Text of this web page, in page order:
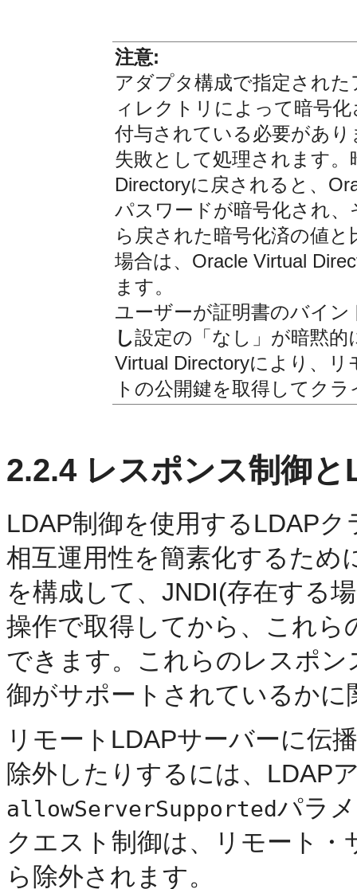
注意:
アダプタ構成で指定され
ィレクトリによって暗号
付与されている必要があ
失敗として処理されます
Directoryに戻されると、
パスワードが暗号化され
ら戻された暗号化済の値
場合は、Oracle Virtual
ます。
ユーザーが証明書のバイ
し設定の「なし」が暗黙
Virtual Directoryにより、
トの公開鍵を取得してク
2.2.4 レスポンス制御
LDAP制御を使用するLDAP
相互運用性を簡素化するため
を構成して、JNDI(存在する
操作で取得してから、これ
できます。これらのレスポ
御がサポートされているか
リモートLDAPサーバーに伝
除外したりするには、LDAP
allowServerSupportedパラ
クエスト制御は、リモート
ら除外されます。